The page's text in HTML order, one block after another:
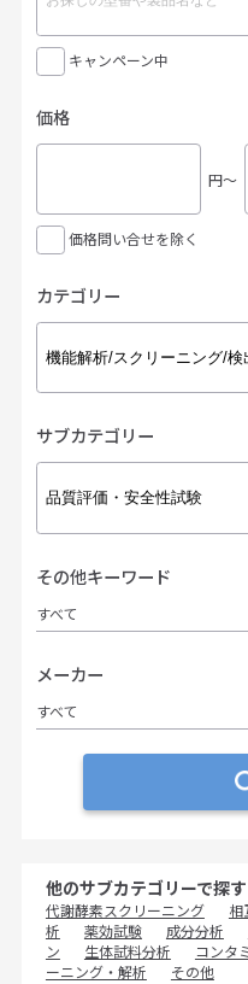
キャンペーン中
価格
円〜
価格問い合せを除く
カテゴリー
サブカテゴリー
その他キーワード
すべて
メーカー
すべて
他のサブカテゴリーで探す
代謝酵素スクリーニング 相
析
薬効試験 成分分析
ン
生体試料分析 コンタ
ーニング・解析
その他